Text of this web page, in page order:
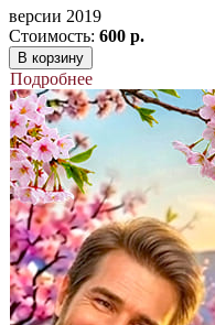
версии 2019
Стоимость: 600 р.
В корзину
Подробнее